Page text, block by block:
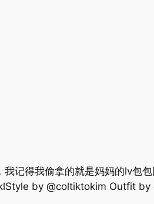
记得我偷拿的就是妈妈的lv包
by @coltiktokim Outfit by